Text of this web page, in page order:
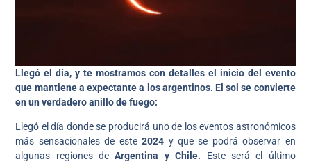
Llegó el día, y te mostramos con detalles el inicio del evento
que mantiene a expectante a los argentinos. El sol se convierte
en un verdadero anillo de fuego:
Llegó el día donde se producirá uno de los eventos astronómicos
más sensacionales de este2024 y que se podrá observar en
algunas regiones deArgentina y Chile. Este será el último